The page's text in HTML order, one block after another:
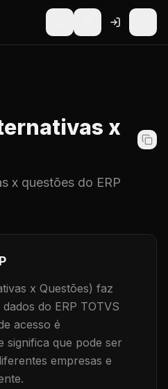
x
x questões do ERP
x Questões) faz
do ERP TOTVS
acesso é
significa que pode ser
empresas e
.